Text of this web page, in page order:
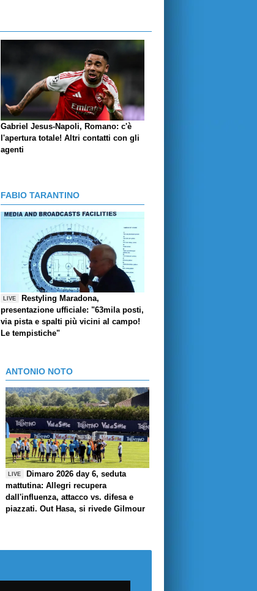
Gabriel Jesus-Napoli, Romano: c'è
l'apertura totale! Altri contatti con gli
agenti
FABIO TARANTINO
LIVE
Restyling Maradona,
presentazione ufficiale: "63mila posti,
via pista e spalti più vicini al campo!
Le tempistiche"
ANTONIO NOTO
LIVE
Dimaro 2026 day 6, seduta
mattutina: Allegri recupera
dall'influenza, attacco vs. difesa e
piazzati. Out Hasa, si rivede Gilmour